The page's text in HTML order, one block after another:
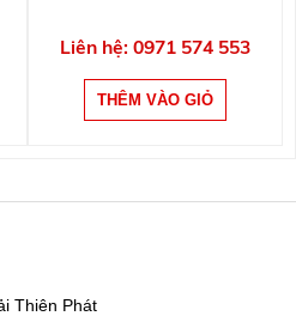
Liên hệ: 0971 574 553
Thiên Phát